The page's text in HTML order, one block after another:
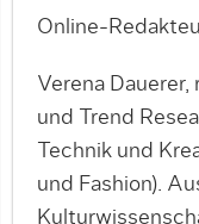
Online-
Verena
und Trend
Technik und
und Fashion).